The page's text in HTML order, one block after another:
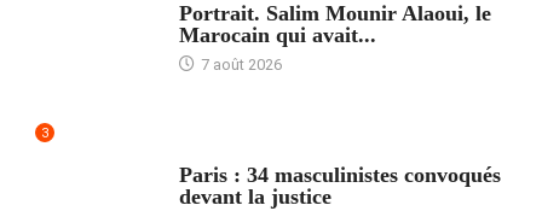
Portrait. Salim Mounir Alaoui, le
Marocain qui avait...
7 août 2026
3
Paris : 34 masculinistes convoqués
devant la justice